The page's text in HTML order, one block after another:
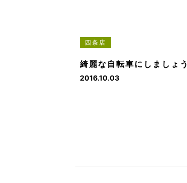
四条店
綺麗な自転車にしましょう
2016.10.03